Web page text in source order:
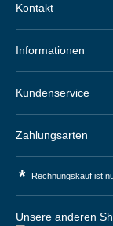
Kontakt
Informationen
Kundenservice
Zahlungsarten
* Rechnungskauf ist
Unsere anderen